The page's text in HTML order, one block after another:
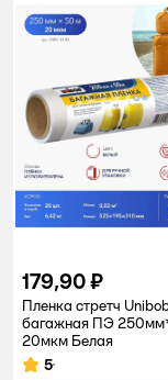
179,90 ₽
Пленка стретч
багажная ПЭ
20мкм Белая
Рейтинг:
5